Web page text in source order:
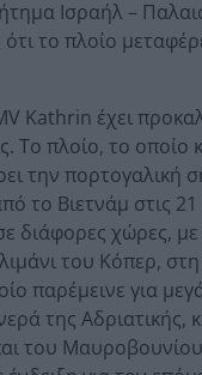
Ισραήλ –
το πλοίο
Kathrin έχει
Το πλοίο, το οποίο
την πορτογαλική
το Βιετνάμ στις 21
διάφορες χώρες, με
του Κόπερ,
παρέμεινε για
της Αδριατικής,
του